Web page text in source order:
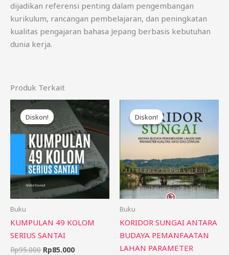
dijadikan referensi penting dalam pengembangan
kurikulum, rancangan pembelajaran, dan peningkatan
kualitas pengajaran bahasa Jepang berbasis kebutuhan
dunia kerja.
Produk Terkait
Diskon!
Diskon!
Buku
KUMPULAN 49 KOLOM
SERIUS SANTAI
Rp95.000
aslinya
adalah:
Rp95.000.
Rp85.000
Harga
saat
ini
adalah:
Rp85.000.
Diskon!
Diskon!
Buku
KORIDOR SUNGAI ANTARA
BUDAYA PEMANFAATAN
LAHAN PARAMETER
aslinya
adalah:
Rp85.000.
saat
ini
adalah:
Rp75.000.